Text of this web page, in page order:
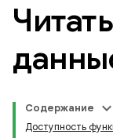
Содержание
Доступность